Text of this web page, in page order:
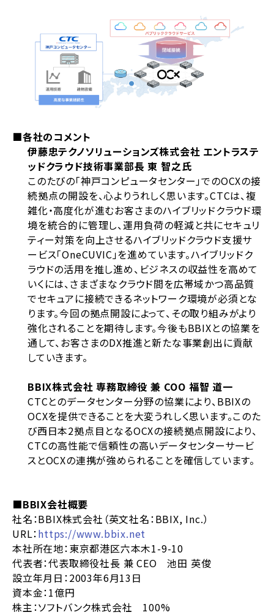
■各社のコメント
伊藤忠テクノソリューションズ株式会社 エントラステ
ッドクラウド技術事業部長 東 智之氏
このたびの「神戸コンピュータセンター」でのOCXの接
続拠点の開設を、心よりうれしく思います。CTCは、複
雑化・高度化が進むお客さまのハイブリッドクラウド環
境を統合的に管理し、運用負荷の軽減と共にセキュリ
ティー対策を向上させるハイブリッドクラウド支援サ
ービス「OneCUVIC」を進めています。ハイブリッドク
ラウドの活用を推し進め、ビジネスの収益性を高めて
いくには、さまざまなクラウド間を広帯域かつ高品質
でセキュアに接続できるネットワーク環境が必須とな
ります。今回の拠点開設によって、その取り組みがより
強化されることを期待します。今後もBBIXとの協業を
通して、お客さまのDX推進と新たな事業創出に貢献
していきます。
BBIX株式会社 専務取締役 兼 COO 福智 道一
CTCとのデータセンター分野の協業により、BBIXの
OCXを提供できることを大変うれしく思います。このた
び西日本2拠点目となるOCXの接続拠点開設により、
CTCの高性能で信頼性の高いデータセンターサービ
スとOCXの連携が強められることを確信しています。
■BBIX会社概要
社名：BBIX株式会社（英文社名：BBIX, Inc.）
URL：https://www.bbix.net
本社所在地：東京都港区六本木1-9-10
代表者：代表取締役社長 兼 CEO 池田 英俊
設立年月日：2003年6月13日
資本金：1億円
株主：ソフトバンク株式会社 100%